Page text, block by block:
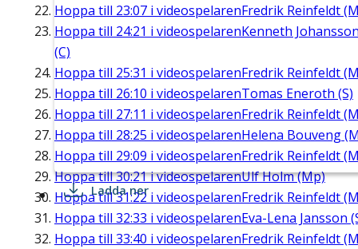
Hoppa till 23:07 i videospelarenFredrik Reinfeldt
Hoppa till 24:21 i videospelarenKenneth
(C)
Hoppa till 25:31 i videospelarenFredrik Reinfeldt
Hoppa till 26:10 i videospelarenTomas Eneroth (S)
Hoppa till 27:11 i videospelarenFredrik Reinfeldt
Hoppa till 28:25 i videospelarenHelena Bouveng
Hoppa till 29:09 i videospelarenFredrik Reinfeldt
Hoppa till30:21i videospelarenUlf Holm (Mp)
Hoppa till31:22 i videospelarenFredrik Reinfeldt
Hoppa till 32:33 i videospelarenEva-Lena Jansson
Hoppa till 33:40 i videospelarenFredrik Reinfeldt
Ladda ner